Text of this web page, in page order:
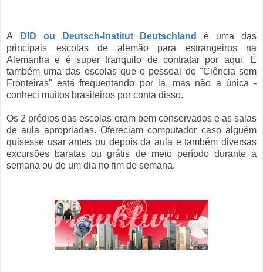
A DID ou Deutsch-Institut Deutschland
é uma das
principais escolas de alemão para estrangeiros na
Alemanha e é super tranquilo de contratar por aqui. É
também uma das escolas que o pessoal do "Ciência sem
Fronteiras" está frequentando por lá, mas não a única -
conheci muitos brasileiros por conta disso.
Os 2 prédios das escolas eram bem conservados e as salas
de aula apropriadas. Ofereciam computador caso alguém
quisesse usar antes ou depois da aula e também diversas
excursões baratas ou grátis de meio período durante a
semana ou de um dia no fim de semana.